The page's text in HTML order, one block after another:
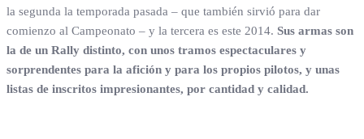
la segunda la temporada pasada – que también sirvió para dar
comienzo al Campeonato – y la tercera es este 2014. Sus armas son
la de un Rally distinto, con unos tramos espectaculares y
sorprendentes para la afición y para los propios pilotos, y unas
listas de inscritos impresionantes, por cantidad y calidad.